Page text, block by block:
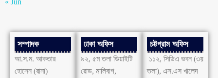
সম্পাদক
আ.স.ম. আকতার
হোসেন (রানা)
ঢাকা অফিস
৯২, ৫ম তলা ডিয়াইটি
রোড, মালিবাগ,
চট্টগ্রাম অফিস
১১২, সিডিএ ভবন (৩য়
তলা), এস.এস খালেদ